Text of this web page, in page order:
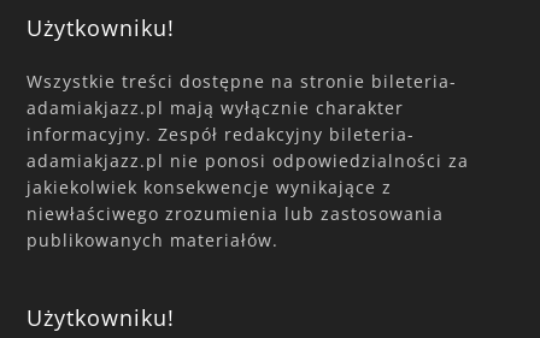
Użytkowniku!
Wszystkie treści dostępne na stronie bileteria-
adamiakjazz.pl mają wyłącznie charakter
informacyjny. Zespół redakcyjny bileteria-
adamiakjazz.pl nie ponosi odpowiedzialności za
jakiekolwiek konsekwencje wynikające z
niewłaściwego zrozumienia lub zastosowania
publikowanych materiałów.
Użytkowniku!